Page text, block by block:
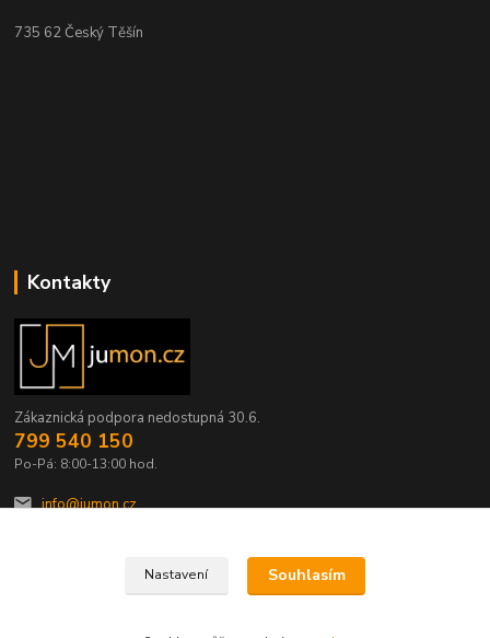
735 62 Český Těšín
Kontakty
Zákaznická podpora nedostupná 30.6.
799 540 150
Po-Pá: 8:00-13:00 hod.
info@jumon.cz
Nastavení Souhlasím